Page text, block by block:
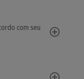
com seu